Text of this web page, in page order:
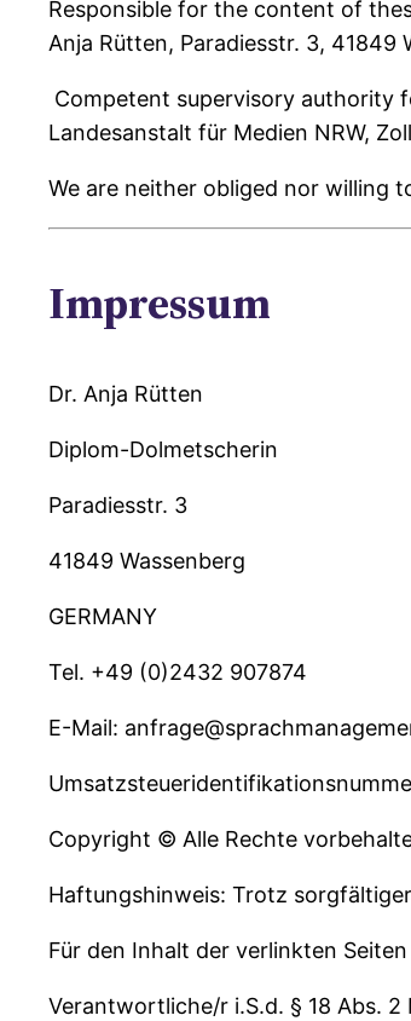
Responsible for the content of
Anja Rütten, Paradiesstr. 3, 41849
Competent supervisory authority
Landesanstalt für Medien NRW,
We are neither obliged nor willing
Impressum
Dr. Anja Rütten
Diplom-Dolmetscherin
Paradiesstr. 3
41849 Wassenberg
GERMANY
Tel. +49 (0)2432 907874
E-Mail:
Copyright © Alle Rechte
Haftungshinweis: Trotz
Für den Inhalt der verlinkten
Verantwortliche/r i.S.d. § 18 Abs. 2